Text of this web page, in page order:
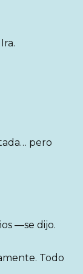
pero
—se dijo.
Todo